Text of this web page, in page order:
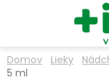
VITAMÍNY
Domov Lieky
5 ml